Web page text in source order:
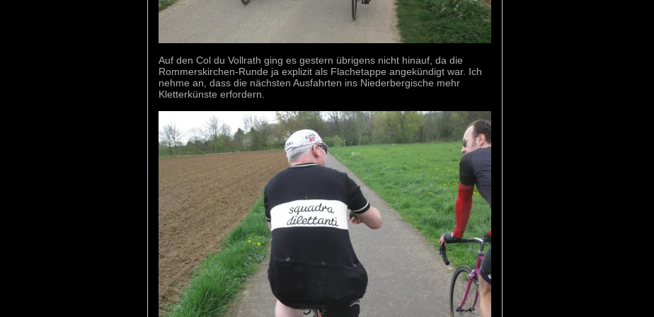
Auf den Col du Vollrath ging es gestern übrigens nicht hinauf, da die
Rommerskirchen-Runde ja explizit als Flachetappe angekündigt war. Ich
nehme an, dass die nächsten Ausfahrten ins Niederbergische mehr
Kletterkünste erfordern.